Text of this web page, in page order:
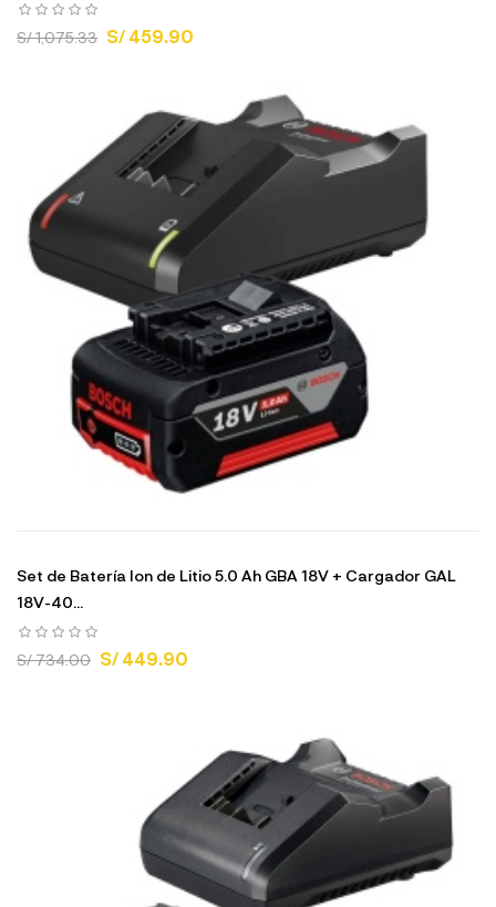
S/ 1,075.33 S/ 459.90
Set de Batería Ion de Litio 5.0 Ah GBA 18V + Cargador GAL
18V-40...
S/ 734.00 S/ 449.90